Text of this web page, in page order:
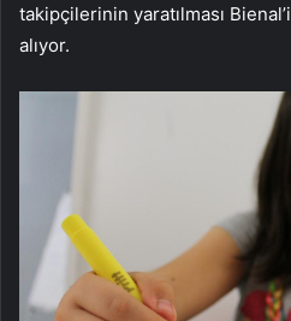
takipçilerinin yaratılması
alıyor.